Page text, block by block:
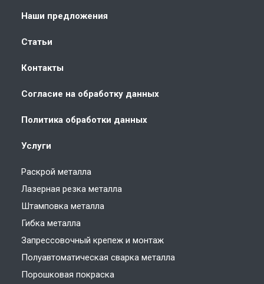
Наши предложения
Статьи
Контакты
Согласие на обработку данных
Политика обработки данных
Услуги
Раскрой металла
Лазерная резка металла
Штамповка металла
Гибка металла
Запрессовочный крепеж и монтаж
Полуавтоматическая сварка металла
Порошковая покраска